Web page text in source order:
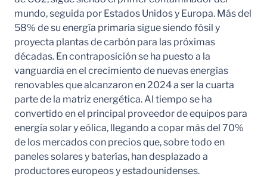
mundo, seguida por Estados Unidos y Europa. Más del
58% de su energía primaria sigue siendo fósil y
proyecta plantas de carbón para las próximas
décadas. En contraposición se ha puesto a la
vanguardia en el crecimiento de nuevas energías
renovables que alcanzaron en 2024 a ser la cuarta
parte de la matriz energética. Al tiempo se ha
convertido en el principal proveedor de equipos para
energía solar y eólica, llegando a copar más del 70%
de los mercados con precios que, sobre todo en
paneles solares y baterías, han desplazado a
productores europeos y estadounidenses.